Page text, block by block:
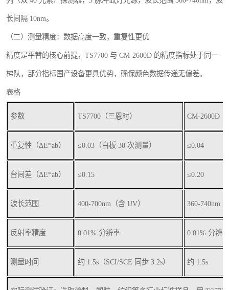
长间隔 10nm。
（二）测量精度：数据高度一致，重复性更优
精度是平替的核心前提，TS7700 与 CM-2600D 的精度指标处于同一
梯队，部分指标国产设备更具优势，确保颜色数据传递无偏差。
表格
参数 TS7700（三恩时） CM-2600D
重复性（ΔE*ab） ≤0.03（白板 30 次测量） ≤0.04
台间差（ΔE*ab） ≤0.15 ≤0.20
波长范围 400-700nm（含 UV） 360-740nm
反射率精度 0.01% 分辨率 0.01% 分辨
测量时间 约 1.5s（SCI/SCE 同步 3.2s） 约 1.5s